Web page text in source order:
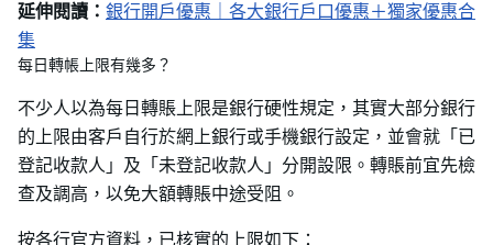
延伸閱讀： 銀行開戶優惠｜各大銀行戶口優惠＋獨家優惠合
集
每日轉帳上限有幾多？
不少人以為每日轉賬上限是銀行硬性規定，其實大部分銀行
的上限由客戶自行於網上銀行或手機銀行設定，並會就「已
登記收款人」及「未登記收款人」分開設限。轉賬前宜先檢
查及調高，以免大額轉賬中途受阻。
按各行官方資料，已核實的上限如下：